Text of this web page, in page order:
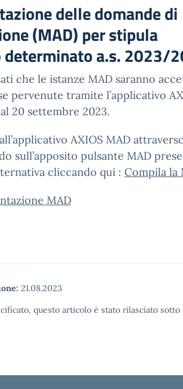
delle domande di
(MAD) per stipula
a.s. 2023/
che le istanze MAD saranno
pervenute tramite l’applicativo
20 settembre 2023.
AXIOS MAD
sull’apposito pulsante MAD
cliccando qui : Compila la
MAD
21.08.2023
questo articolo è stato rilasciato